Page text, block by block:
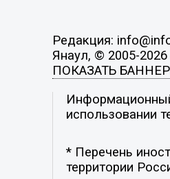
Редакция:
Янаул, © 2005-2026
ПОКАЗАТЬ
использовании
* Перечень
территории